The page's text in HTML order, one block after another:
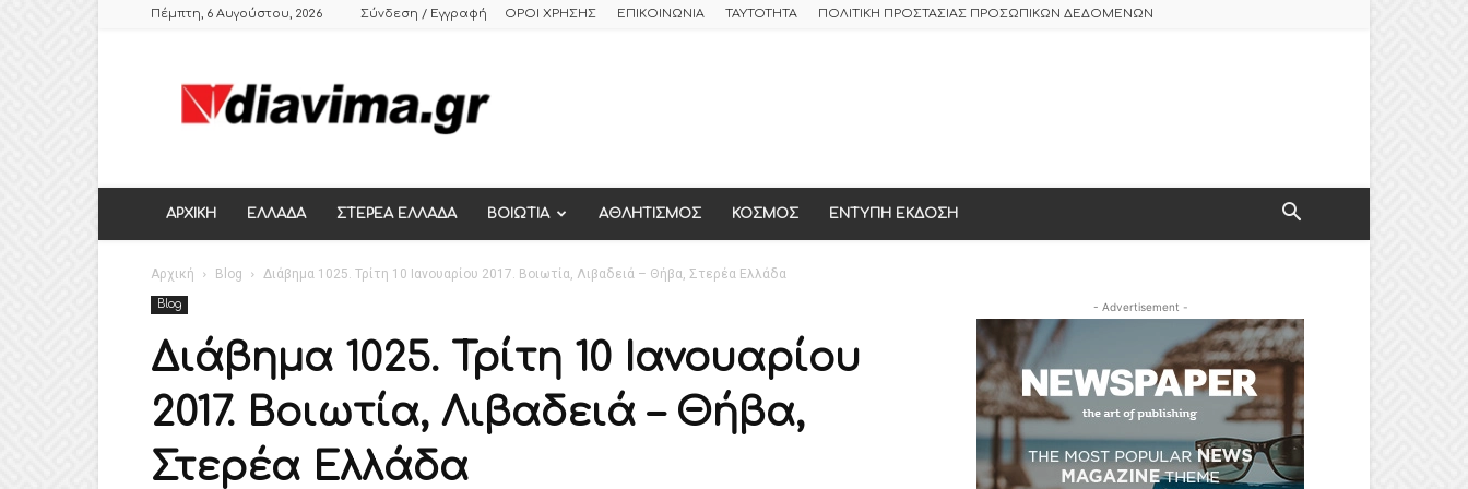
Πέμπτη, 6 Αυγούστου, 2026 Σύνδεση / Εγγραφή ΟΡΟΙ ΧΡΗΣΗΣ ΕΠΙΚΟΙΝΩΝΙΑ ΤΑΥΤΟΤΗΤΑ ΠΟΛΙΤΙΚΗ ΠΡΟΣΤΑΣΙΑΣ ΠΡΟΣΩΠΙΚΩΝ ΔΕΔΟΜΕΝΩΝ
ΕΒΔΟΜΑΔΙΑΙΑ
ΠΟΛΙΤΙΚΗ
ΕΛΛΑΔΑΣ,
ΘΗΒΑ
ΑΡΧΙΚΗ ΕΛΛΑΔΑ ΣΤΕΡΕΑ ΕΛΛΑΔΑ ΒΟΙΩΤΙΑ ΑΘΛΗΤΙΣΜΟΣ ΚΟΣΜΟΣ ΕΝΤΥΠΗ ΕΚΔΟΣΗ
Αρχική Blog Διάβημα 1025. Τρίτη 10 Ιανουαρίου 2017. Βοιωτία, Λιβαδειά – Θήβα, Στερέα Ελλάδα
Blog
Διάβημα 1025. Τρίτη 10 Ιανουαρίου
2017. Βοιωτία, Λιβαδειά – Θήβα,
Στερέα Ελλάδα
- Advertisement -